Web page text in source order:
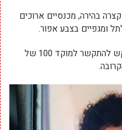
בהירה, מכנסיים ארוכים
ומגפיים בצבע אפור.
כל היודע דבר על מקום הימצאה מתבקש להתקשר למוקד 100 של